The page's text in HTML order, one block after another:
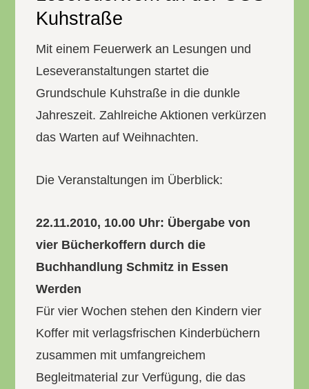
Kuhstraße
Mit einem Feuerwerk an Lesungen und
Leseveranstaltungen startet die
Grundschule Kuhstraße in die dunkle
Jahreszeit. Zahlreiche Aktionen verkürzen
das Warten auf Weihnachten.
Die Veranstaltungen im Überblick:
22.11.2010, 10.00 Uhr: Übergabe von
vier Bücherkoffern durch die
Buchhandlung Schmitz in Essen
Werden
Für vier Wochen stehen den Kindern vier
Koffer mit verlagsfrischen Kinderbüchern
zusammen mit umfangreichem
Begleitmaterial zur Verfügung, die das